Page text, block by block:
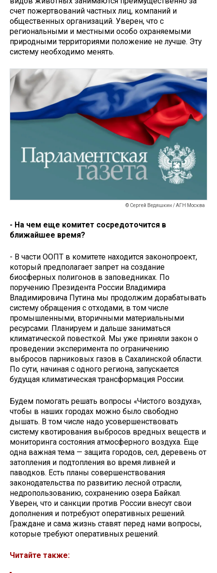
счет пожертвований частных лиц, компаний и
общественных организаций. Уверен, что с
региональными и местными особо охраняемыми
природными территориями положение не лучше. Эту
систему необходимо менять.
© Сергей Ведяшкин / АГН Москва
- На чем еще комитет сосредоточится в
ближайшее время?
- В части ООПТ в комитете находится законопроект,
который предполагает запрет на создание
биосферных полигонов в заповедниках. По
поручению Президента России Владимира
Владимировича Путина мы продолжим дорабатывать
систему обращения с отходами, в том числе
промышленными, вторичными материальными
ресурсами. Планируем и дальше заниматься
климатической повесткой. Мы уже приняли закон о
проведении эксперимента по ограничению
выбросов парниковых газов в Сахалинской области.
По сути, начиная с одного региона, запускается
будущая климатическая трансформация России.
Будем помогать решать вопросы «Чистого воздуха»,
чтобы в наших городах можно было свободно
дышать. В том числе надо усовершенствовать
систему квотирования выбросов вредных веществ и
мониторинга состояния атмосферного воздуха. Еще
одна важная тема — защита городов, сел, деревень от
затопления и подтопления во время ливней и
паводков. Есть планы совершенствования
законодательства по развитию лесной отрасли,
недропользованию, сохранению озера Байкал.
Уверен, что и санкции против России внесут свои
дополнения и потребуют оперативных решений.
Граждане и сама жизнь ставят перед нами вопросы,
которые требуют оперативных решений.
Читайте также: